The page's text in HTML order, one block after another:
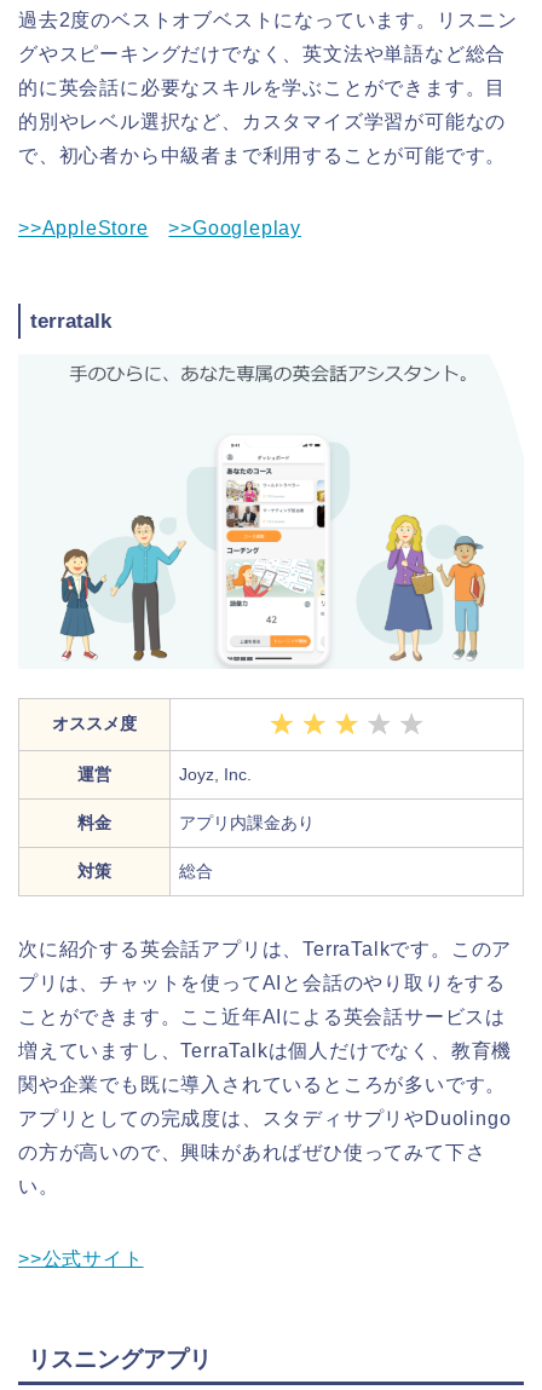
過去2度のベストオブベストになっています。リスニン
グやスピーキングだけでなく、英文法や単語など総合
的に英会話に必要なスキルを学ぶことができます。目
的別やレベル選択など、カスタマイズ学習が可能なの
で、初心者から中級者まで利用することが可能です。
>>AppleStore >>Googleplay
terratalk
オススメ度
運営 Joyz, Inc.
料金 アプリ内課金あり
対策 総合
次に紹介する英会話アプリは、TerraTalkです。このア
プリは、チャットを使ってAIと会話のやり取りをする
ことができます。ここ近年AIによる英会話サービスは
増えていますし、TerraTalkは個人だけでなく、教育機
関や企業でも既に導入されているところが多いです。
アプリとしての完成度は、スタディサプリやDuolingo
の方が高いので、興味があればぜひ使ってみて下さ
い。
>>公式サイト
リスニングアプリ